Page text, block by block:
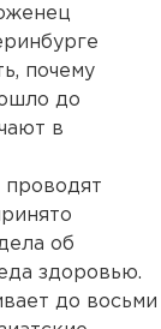
почему
до
в
проводят
об
здоровью.
до восьми